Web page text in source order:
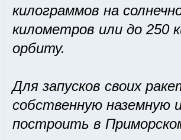
килограммов на
километров или до 250
орбиту.
Для запусков своих
собственную наземную
построить в